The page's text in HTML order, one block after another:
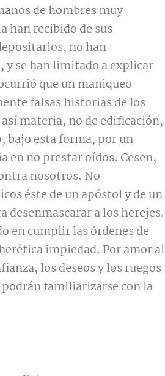
de hombres muy
han recibido de sus
no han
y se han limitado a explicar
que un maniqueo
falsas historias de los
materia, no de edificación,
bajo esta forma, por un
en no prestar oídos. Cesen,
nosotros. No
éste de un apóstol y de un
a los herejes.
en cumplir las órdenes de
impiedad. Por amor al
los deseos y los ruegos
familiarizarse con la